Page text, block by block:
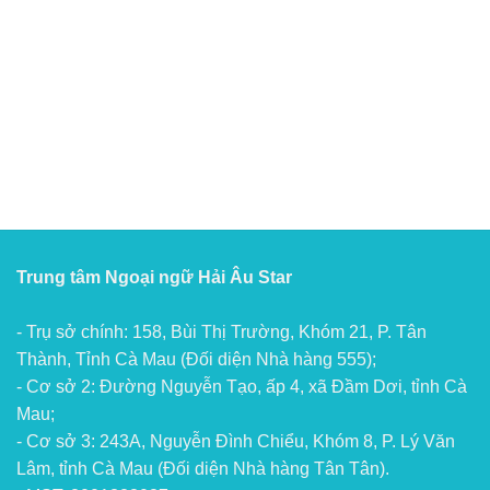
Trung tâm Ngoại ngữ Hải Âu Star
- Trụ sở chính: 158, Bùi Thị Trường, Khóm 21, P. Tân
Thành, Tỉnh Cà Mau (Đối diện Nhà hàng 555);
- Cơ sở 2: Đường Nguyễn Tạo, ấp 4, xã Đầm Dơi, tỉnh Cà
Mau;
- Cơ sở 3: 243A, Nguyễn Đình Chiểu, Khóm 8, P. Lý Văn
Lâm, tỉnh Cà Mau (Đối diện Nhà hàng Tân Tân).